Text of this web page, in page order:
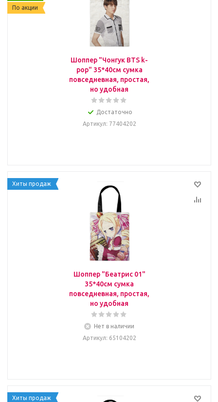
По акции
Шоппер "Чонгук BTS k-
pop" 35*40см сумка
повседневная, простая,
но удобная
Достаточно
Артикул: 77404202
Хиты продаж
Шоппер "Беатрис 01"
35*40см сумка
повседневная, простая,
но удобная
Нет в наличии
Артикул: 65104202
Хиты продаж